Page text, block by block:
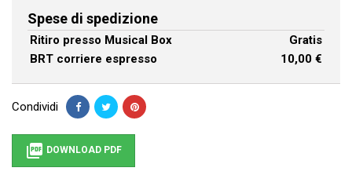
Spese di spedizione
Ritiro presso Musical Box
Gratis
BRT corriere espresso
10,00 €
Condividi
 DOWNLOAD PDF